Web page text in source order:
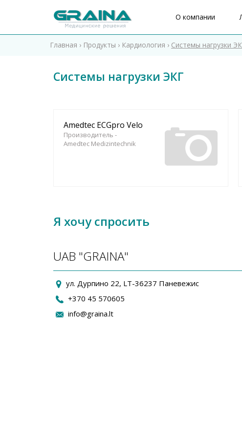
O компании
Главная › Продукты › Кардиология › Системы нагрузки
Системы нагрузки ЭКГ
Amedtec ECGpro Velo
Производитель -
Amedtec Medizintechnik
Я хочу спросить
UAB "GRAINA"
ул. Дурпино 22, LT-36237 Паневежис
+370 45 570605
info@graina.lt